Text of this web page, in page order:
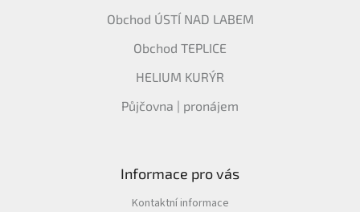
Obchod ÚSTÍ NAD LABEM
Obchod TEPLICE
HELIUM KURÝR
Půjčovna | pronájem
Informace pro vás
Kontaktní informace